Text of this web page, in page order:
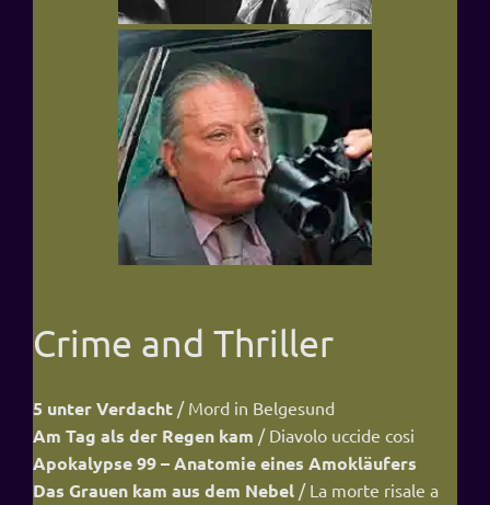
Crime and Thriller
5 unter Verdacht/ Mord in Belgesund
Am Tag als der Regen kam / Diavolo uccide cosi
Apokalypse 99 – Anatomie eines Amokläufers
Das Grauen kam aus dem Nebel / La morte risale a